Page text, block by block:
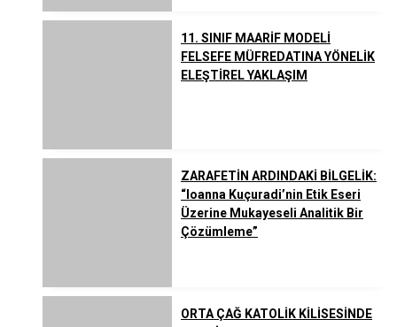
11. SINIF MAARİF MODELİ
FELSEFE MÜFREDATINA YÖNELİK
ELEŞTİREL YAKLAŞIM
ZARAFETİN ARDINDAKİ BİLGELİK:
“Ioanna Kuçuradi’nin Etik Eseri
Üzerine Mukayeseli Analitik Bir
Çözümleme”
ORTA ÇAĞ KATOLİK KİLİSESİNDE